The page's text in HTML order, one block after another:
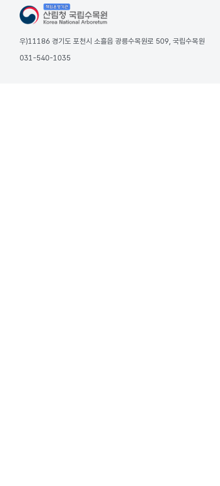
우)11186 경기도 포천시 소흘읍 광릉수목원로 509, 국립수목원
031-540-1035